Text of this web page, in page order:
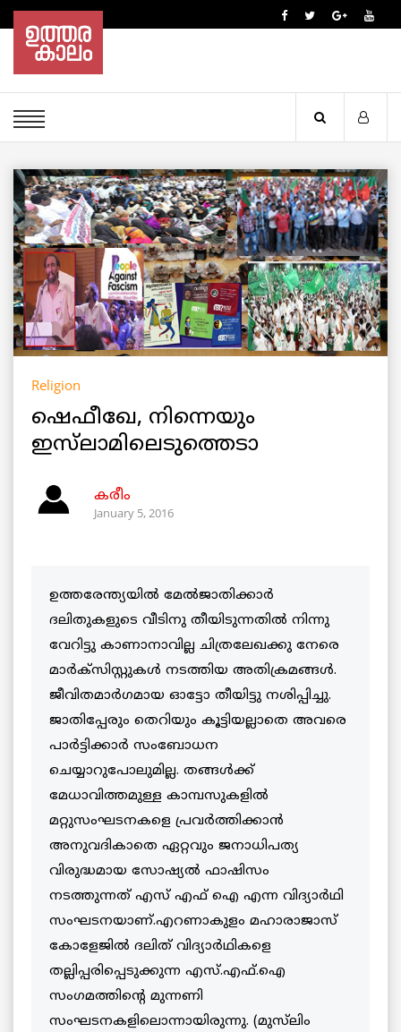
Religion
ഷെഫീഖേ, നിന്നെയും
ഇസ്‌ലാമിലെടുത്തെടാ
കരീം
January 5, 2016
ഉത്തരേന്ത്യയില്‍ മേല്‍ജാതിക്കാര്‍
ദലിതുകളുടെ വീടിനു തീയിടുന്നതില്‍ നിന്നു
വേറിട്ടു കാണാനാവില്ല ചിത്രലേഖക്കു നേരെ
മാര്‍ക്‌സിസ്റ്റുകള്‍ നടത്തിയ അതിക്രമങ്ങള്‍.
ജീവിതമാര്‍ഗമായ ഓട്ടോ തീയിട്ടു നശിപ്പിച്ചു.
ജാതിപ്പേരും തെറിയും കൂട്ടിയല്ലാതെ അവരെ
പാര്‍ട്ടിക്കാര്‍ സംബോധന
ചെയ്യാറുപോലുമില്ല. തങ്ങള്‍ക്ക്
മേധാവിത്തമുള്ള കാമ്പസുകളില്‍
മറ്റുസംഘടനകളെ പ്രവര്‍ത്തിക്കാന്‍
അനുവദികാതെ ഏറ്റവും ജനാധിപത്യ
വിരുദ്ധമായ സോഷ്യല്‍ ഫാഷിസം
നടത്തുന്നത് എസ് എഫ് ഐ എന്ന വിദ്യാര്‍ഥി
സംഘടനയാണ്.എറണാകുളം മഹാരാജാസ്
കോളേജില്‍ ദലിത് വിദ്യാര്‍ഥികളെ
തല്ലിപ്പരിപ്പെടുക്കുന്ന എസ്.എഫ്.ഐ
സംഗമത്തിന്റെ മുന്നണി
സംഘടനകളിലൊന്നായിരുന്നു. (മുസ്‌ലിം